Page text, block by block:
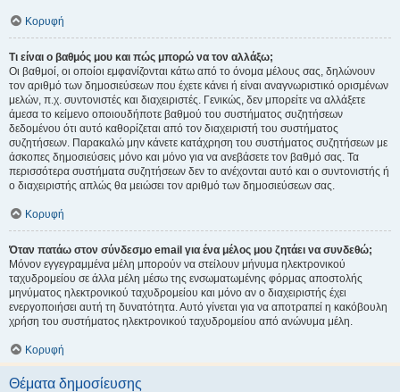
Κορυφή
Τι είναι ο βαθμός μου και πώς μπορώ να τον αλλάξω;
Οι βαθμοί, οι οποίοι εμφανίζονται κάτω από το όνομα μέλους σας, δηλώνουν
τον αριθμό των δημοσιεύσεων που έχετε κάνει ή είναι αναγνωριστικό ορισμένων
μελών, π.χ. συντονιστές και διαχειριστές. Γενικώς, δεν μπορείτε να αλλάξετε
άμεσα το κείμενο οποιουδήποτε βαθμού του συστήματος συζητήσεων
δεδομένου ότι αυτό καθορίζεται από τον διαχειριστή του συστήματος
συζητήσεων. Παρακαλώ μην κάνετε κατάχρηση του συστήματος συζητήσεων με
άσκοπες δημοσιεύσεις μόνο και μόνο για να ανεβάσετε τον βαθμό σας. Τα
περισσότερα συστήματα συζητήσεων δεν το ανέχονται αυτό και ο συντονιστής ή
ο διαχειριστής απλώς θα μειώσει τον αριθμό των δημοσιεύσεων σας.
Κορυφή
Όταν πατάω στον σύνδεσμο email για ένα μέλος μου ζητάει να συνδεθώ;
Μόνον εγγεγραμμένα μέλη μπορούν να στείλουν μήνυμα ηλεκτρονικού
ταχυδρομείου σε άλλα μέλη μέσω της ενσωματωμένης φόρμας αποστολής
μηνύματος ηλεκτρονικού ταχυδρομείου και μόνο αν ο διαχειριστής έχει
ενεργοποιήσει αυτή τη δυνατότητα. Αυτό γίνεται για να αποτραπεί η κακόβουλη
χρήση του συστήματος ηλεκτρονικού ταχυδρομείου από ανώνυμα μέλη.
Κορυφή
Θέματα δημοσίευσης